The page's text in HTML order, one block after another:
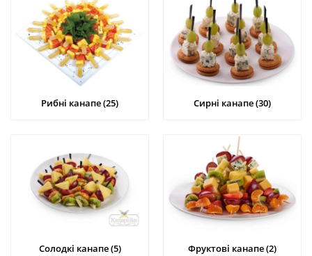
Рибні канапе (25) Сирні канапе (30)
Солодкі канапе (5) Фруктові канапе (2)